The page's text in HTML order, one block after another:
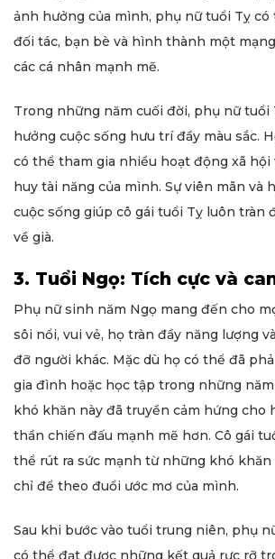
ảnh hưởng của mình, phụ nữ tuổi Tỵ
đối tác, bạn bè và hình thành một
các cá nhân mạnh mẽ.
Trong những năm cuối đời, phụ nữ tuổi
hưởng cuộc sống hưu trí đầy màu sắc.
có thể tham gia nhiều hoạt động xã
huy tài năng của mình. Sự viên mãn và
cuộc sống giúp cô gái tuổi Tỵ luôn tràn
về già.
3. Tuổi Ngọ: Tích cực và
Phụ nữ sinh năm Ngọ mang đến cho
sôi nổi, vui vẻ, họ tràn đầy năng lượng
đỡ người khác. Mặc dù họ có thể đã
gia đình hoặc học tập trong những
khó khăn này đã truyền cảm hứng cho
thần chiến đấu mạnh mẽ hơn. Cô gái
thể rút ra sức mạnh từ những khó khăn
chỉ để theo đuổi ước mơ của mình.
Sau khi bước vào tuổi trung niên, phụ
có thể đạt được những kết quả rực rỡ